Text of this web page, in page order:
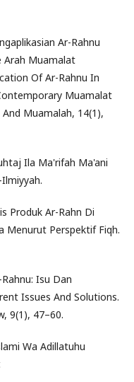
Ar-Rahnu
Arah Muamalat
Of Ar-Rahnu In
Muamalat
Muamalah, 14(1),
Ila Ma'rifah Ma'ani
Produk Ar-Rahn Di
Menurut Perspektif Fiqh.
Isu Dan
Issues And Solutions.
9(1), 47–60.
Wa Adillatuhu